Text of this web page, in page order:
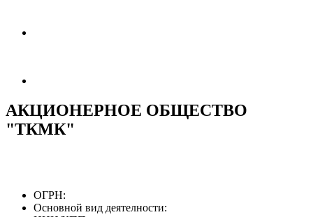
АКЦИОНЕРНОЕ ОБЩЕСТВО
"ТКМК"
ОГРН:
Основной вид деятелности: